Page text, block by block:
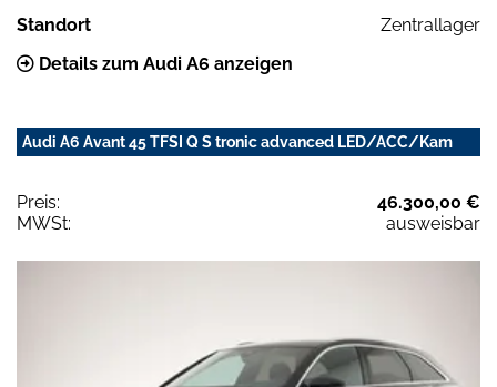
Standort
Zentrallager
Details zum Audi A6 anzeigen
Audi A6 Avant 45 TFSI Q S tronic advanced LED/ACC/Kam
Preis:
46.300,00 €
MWSt:
ausweisbar